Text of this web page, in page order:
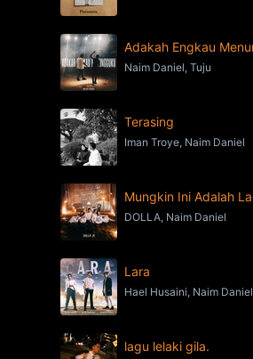
Adakah Engkau
Naim Daniel, Tuju
Terasing
Iman Troye, Naim Daniel
Mungkin Ini Adalah
DOLLA, Naim Daniel
Lara
Hael Husaini, Naim
lagu lelaki gila.